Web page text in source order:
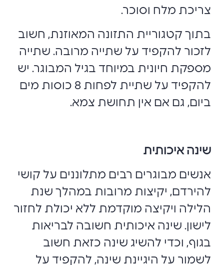
צריכת מלח וסוכר.
בתוך קטגוריית התזונה המאוזנת, חשוב
לזכור להקפיד על שתייה מרובה. שתייה
מספקת חיונית במיוחד בגיל המבוגר. יש
להקפיד על שתיית לפחות 8 כוסות מים
ביום, גם אם אין תחושת צמא.
שינה איכותית
אנשים מבוגרים רבים מתלוננים על קושי
להירדם, יקיצות מרובות במהלך שנת
הלילה ויקיצה מוקדמת ללא יכולת לחזור
לישון. שינה איכותית חשובה לבריאות
בגוף, וכדי להשיג שינה כזאת חשוב
לשמור על היגיינת שינה, להקפיד על